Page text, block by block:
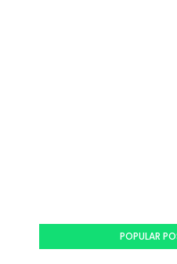
POPULAR